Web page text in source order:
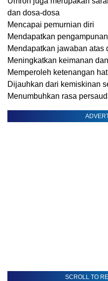
dan dosa-dosa
Mencapai pemurnian diri
Mendapatkan
Mendapatkan jawaban atas
Meningkatkan keimanan
Memperoleh ketenangan
Dijauhkan dari kemiskinan
Menumbuhkan rasa
SCROLL TO